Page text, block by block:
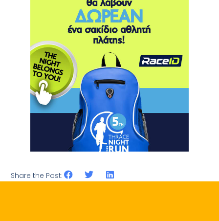
Share the Post: